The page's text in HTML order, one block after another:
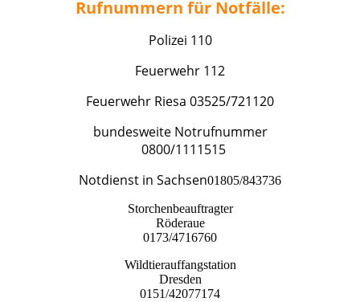
Rufnummern für Notfälle:
Polizei 110
Feuerwehr 112
Feuerwehr Riesa 03525/721120
bundesweite Notrufnummer
0800/1111515
Notdienst in Sachsen​01805/843736
Storchenbeauftragter
Röderaue
0173/4716760
Wildtierauffangstation
Dresden
0151/42077174